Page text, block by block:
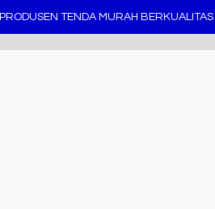
PRODUSEN TENDA MURAH BERKUALITAS